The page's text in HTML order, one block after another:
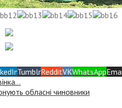
TumblrRedditVKWhatsApp
обласні чиновники